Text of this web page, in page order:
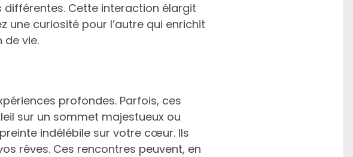
différentes. Cette interaction élargit
curiosité pour l’autre qui enrichit
de vie.
profondes. Parfois, ces
sur un sommet majestueux ou
indélébile sur votre cœur. Ils
rêves. Ces rencontres peuvent, en